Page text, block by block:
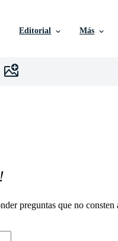
Editorial Más
preguntas que no consten